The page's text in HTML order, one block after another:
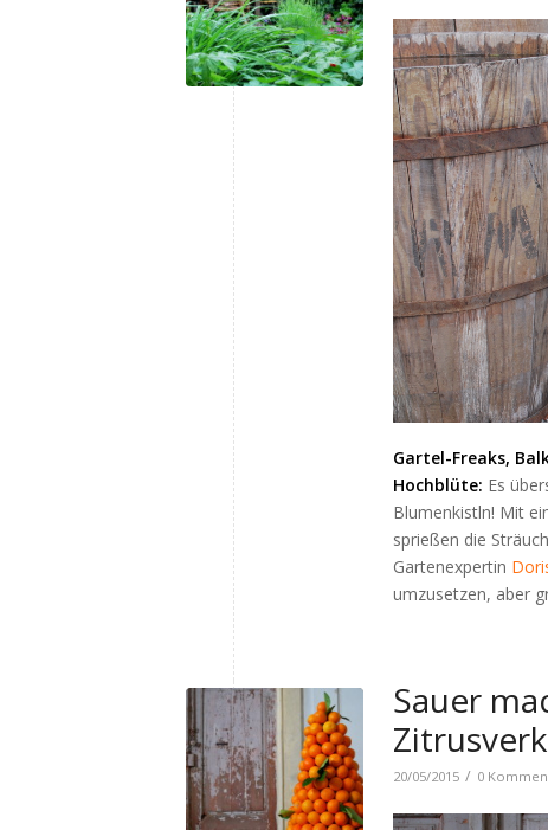
Gartel-Freaks,
Hochblüte: Es
Blumenkistln! Mit
sprießen die
Gartenexpertin
umzusetzen, aber
Sauer
20/05/2015 / 0